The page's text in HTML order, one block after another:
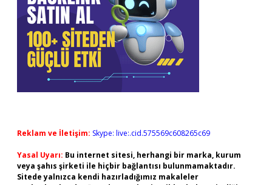
Reklam ve İletişim: Skype: live:.cid.575569c608265c69
Yasal Uyarı: Bu internet sitesi, herhangi bir marka, kurum
veya şahıs şirketi ile hiçbir bağlantısı bulunmamaktadır.
Sitede yalnızca kendi hazırladığımız makaleler